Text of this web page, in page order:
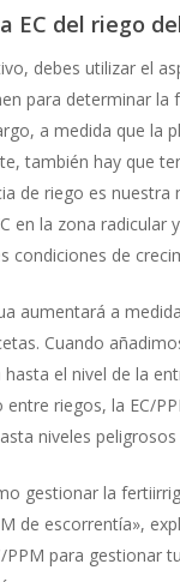
EC del riego
debes utilizar el
para determinar la
a medida que la
también hay que
de riego es nuestra
en la zona radicular
condiciones de
aumentará a
Cuando
el nivel de la
riegos, la EC/
niveles
gestionar la
de escorrentía»,
PPM para gestionar